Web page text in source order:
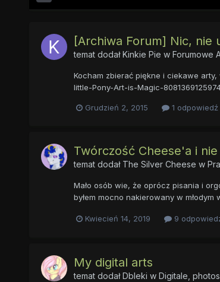
[Archiwa Forum] Nic, nie
temat dodałKinkie Pie w Forumowe
Kocham zbierać piękne i ciekawe
little-Pony-Art-is-Magic-
Grudzień 2, 2015 1 odpowiedź
Twórczość Cheese'a i
temat dodał The Silver Cheese w
Mało osób wie, że oprócz pisania i
byłem mocno nakierowany w
Kwiecień 14, 2019 9
My digital arts
temat dodałDbleki w Digitale,